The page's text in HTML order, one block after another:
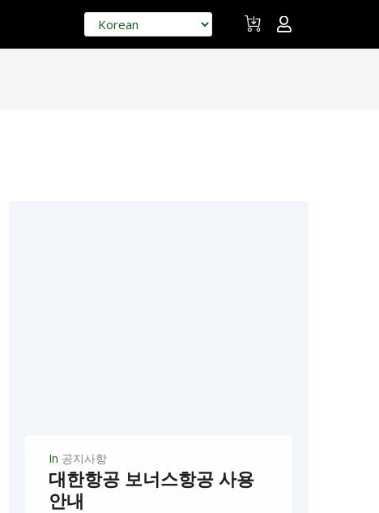
In 공지사항
대한항공 보너스항공 사용
안내